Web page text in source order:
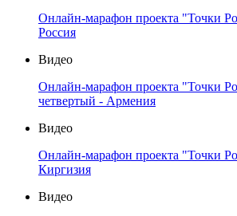
Онлайн-марафон проекта "Точки
Россия
Видео
Онлайн-марафон проекта "Точки
четвертый - Армения
Видео
Онлайн-марафон проекта "Точки
Киргизия
Видео